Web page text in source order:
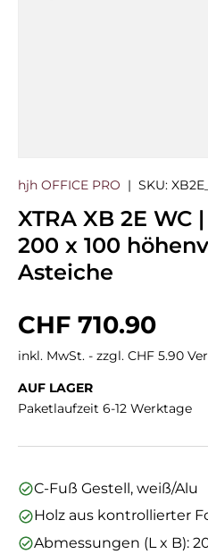
hjh OFFICE PRO | SKU:
XTRA XB 2E WC
200 x 100
Asteiche
Normaler Preis
CHF 710.90
inkl. MwSt. - zzgl. CHF 5.90
AUF LAGER
Paketlaufzeit 6-12 Werktage
C-Fuß Gestell, weiß/Alu
Holz aus kontrollierter
Abmessungen (L x B):